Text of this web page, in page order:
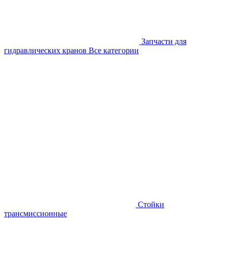
Запчасти для
гидравлических кранов Все категории
Стойки
трансмиссионные